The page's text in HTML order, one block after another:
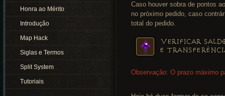
Honra ao Mérito
Introdução
Map Hack
Siglas e Termos
Split System
Tutoriais
Caso houver sobra de pontos
no próximo pedido, caso
total do pedido.
VERIFICAR
E
Observação: O prazo máximo